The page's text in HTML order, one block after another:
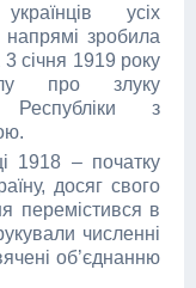
усіх
зробила
січня 1919 року
про злуку
Республіки з
1918 – початку
досяг свого
перемістився в
численні
об’єднанню